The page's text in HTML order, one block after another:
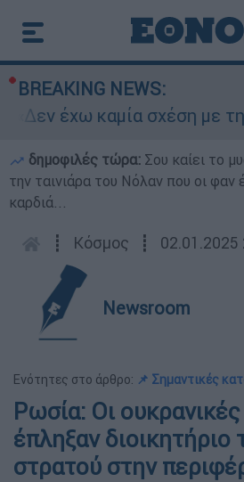
BREAKING NEWS:
έχω καμία σχέση με την
δημοφιλές τώρα: Σου καίει το
την ταινιάρα του Νόλαν που οι φαν
καρδιά...
┋ Κόσμος ┋ 02.01.2025
Newsroom
Ενότητες στο άρθρο: 📌 Σημαντικές
Ρωσία: Οι
έπληξαν
στρατού στην